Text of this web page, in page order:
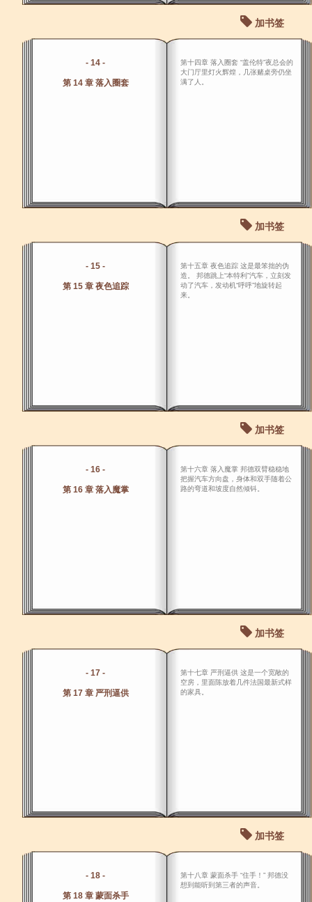
加书签
- 14 -
第 14 章 落入圈套
第十四章 落入圈套 “盖伦特”夜总会的
大门厅里灯火辉煌，几张赌桌旁仍坐
满了人。
加书签
- 15 -
第 15 章 夜色追踪
第十五章 夜色追踪 这是最笨拙的伪
造。 邦德跳上“本特利”汽车，立刻发
动了汽车，发动机“呼呼”地旋转起
来。
加书签
- 16 -
第 16 章 落入魔掌
第十六章 落入魔掌 邦德双臂稳稳地
把握汽车方向盘，身体和双手随着公
路的弯道和坡度自然倾钭。
加书签
- 17 -
第 17 章 严刑逼供
第十七章 严刑逼供 这是一个宽敞的
空房，里面陈放着几件法国最新式样
的家具。
加书签
- 18 -
第 18 章 蒙面杀手
第十八章 蒙面杀手 “住手！” 邦德没
想到能听到第三者的声音。